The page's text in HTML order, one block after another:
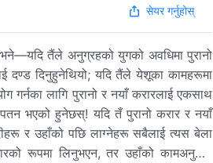
सेयर गर्नुहोस्
तैंले अनुग्रहको युगको अवधिमा पुरानो
दण्ड दिनुहुनेथियो; यदि तैंले येशूका कामहरूमा
लागि पुरानो र नयाँ करारलाई एकसाथ
भएको हुनेछस्! यदि तँ पुरानो करार र नयाँ
र उहाँको पछि लाग्नेहरू सबैलाई त्यस बेला
रूपमा लिनुभएन, तर उहाँको कामअनुसार